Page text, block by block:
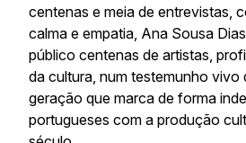
centenas e meia de entrevistas,
calma e empatia, Ana Sousa
público centenas de artistas,
da cultura, num testemunho vivo
geração que marca de forma
portugueses com a produção